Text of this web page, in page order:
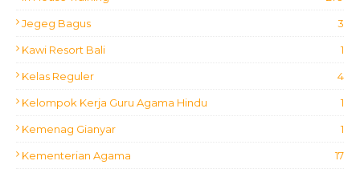
Jegeg Bagus 3
Kawi Resort Bali 1
Kelas Reguler 4
Kelompok Kerja Guru Agama Hindu 1
Kemenag Gianyar 1
Kementerian Agama 17